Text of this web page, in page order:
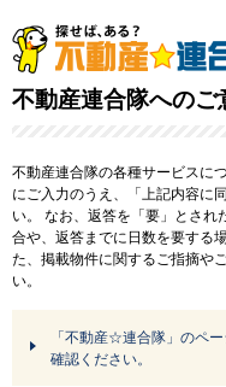
不動産連合隊へのご
不動産連合隊の各種サービスに
にご入力のうえ、「上記内容に
い。
なお、返答を「要」とされ
合や、返答までに日数を要する
た、掲載物件に関するご指摘や
い。
「不動産☆連合隊」のペ
確認ください。